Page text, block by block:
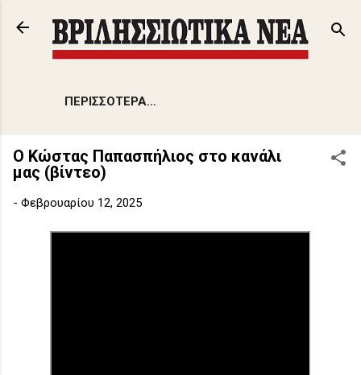
Μετάβαση στο κύριο περιεχόμενο
ΠΕΡΙΣΣΌΤΕΡΑ…
Ο Κώστας Παπασπήλιος στο κανάλι
μας (βίντεο)
- Φεβρουαρίου 12, 2025